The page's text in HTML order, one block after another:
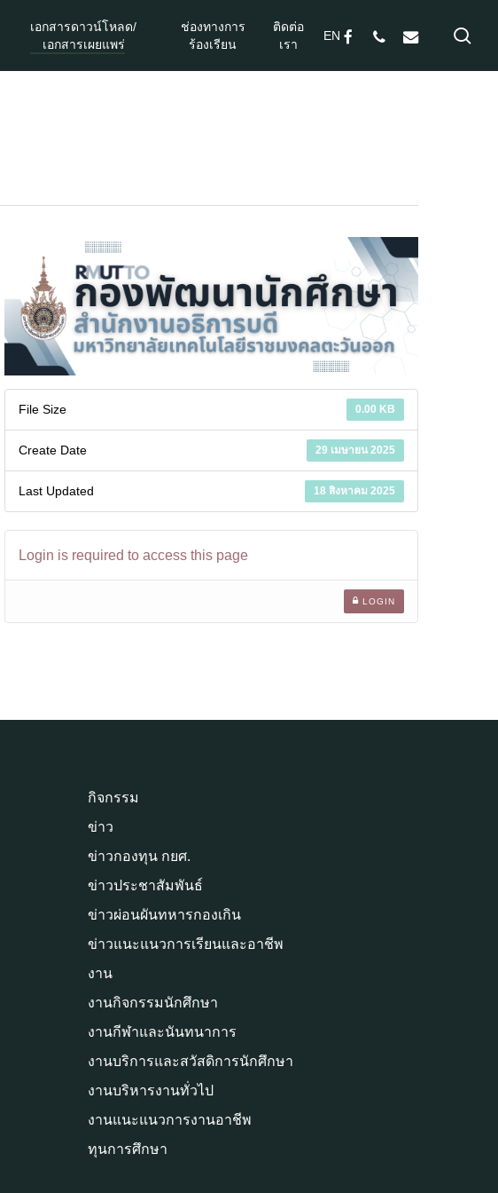
เอกสารดาวน์โหลด/
เอกสารเผยแพร่
ช่องทางการ
ร้องเรียน
ติดต่อ
เรา
ENfacebookphone email
0.00 KB
File Size
29 เมษายน 2025
Create Date
18 สิงหาคม 2025
Last Updated
Login is required to access this page
LOGIN
กิจกรรม
ข่าว
ข่าวกองทุน กยศ.
ข่าวประชาสัมพันธ์
ข่าวผ่อนผันทหารกองเกิน
ข่าวแนะแนวการเรียนและอาชีพ
งาน
งานกิจกรรมนักศึกษา
งานกีฬาและนันทนาการ
งานบริการและสวัสดิการนักศึกษา
งานบริหารงานทั่วไป
งานแนะแนวการงานอาชีพ
ทุนการศึกษา